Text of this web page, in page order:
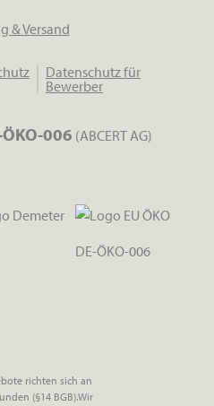
& Versand
Datenschutz für
Bewerber
ÖKO-006 (ABCERT AG)
DE-ÖKO-006
richten sich an
(§14 BGB).Wir